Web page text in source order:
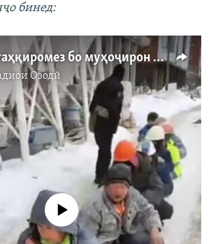
бинед:
Бархӯрди таҳқиромез бо муҳоҷирон дар Русия
Озодӣ
Феълан кор намекунад